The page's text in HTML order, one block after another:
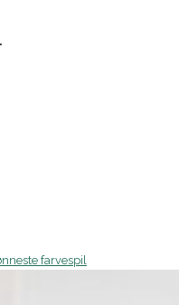
farvespil